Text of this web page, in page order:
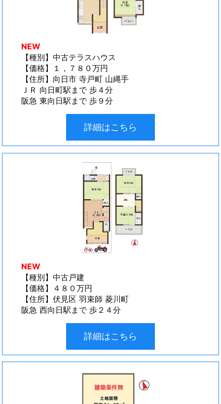
NEW
【種別】中古テラスハウス
【価格】１，７８０万円
【住所】向日市 寺戸町 山縄手
ＪＲ 向日町駅まで 歩４分
阪急 東向日駅まで 歩９分
詳細はこちら
NEW
【種別】中古戸建
【価格】４８０万円
【住所】伏見区 羽束師 菱川町
阪急 西向日駅まで 歩２４分
詳細はこちら